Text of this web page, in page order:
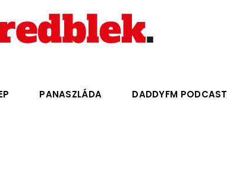
PANASZLÁDA DADDYFM PODCAST